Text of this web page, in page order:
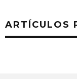
ARTÍCULOS